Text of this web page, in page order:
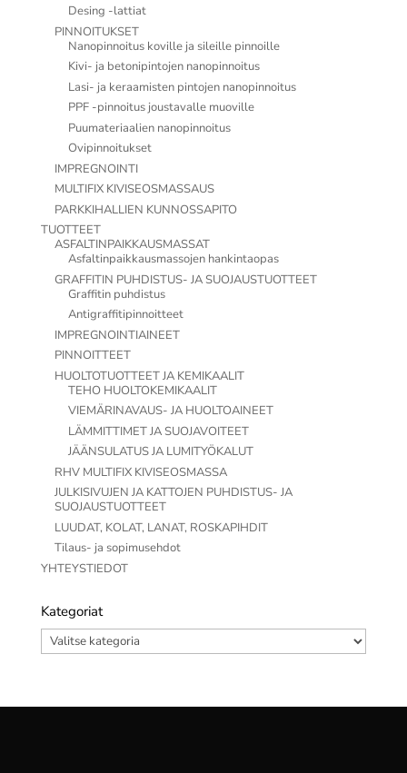
Desing -lattiat
PINNOITUKSET
Nanopinnoitus koville ja sileille pinnoille
Kivi- ja betonipintojen nanopinnoitus
Lasi- ja keraamisten pintojen nanopinnoitus
PPF -pinnoitus joustavalle muoville
Puumateriaalien nanopinnoitus
Ovipinnoitukset
IMPREGNOINTI
MULTIFIX KIVISEOSMASSAUS
PARKKIHALLIEN KUNNOSSAPITO
TUOTTEET
ASFALTINPAIKKAUSMASSAT
Asfaltinpaikkausmassojen hankintaopas
GRAFFITIN PUHDISTUS- JA SUOJAUSTUOTTEET
Graffitin puhdistus
Antigraffitipinnoitteet
IMPREGNOINTIAINEET
PINNOITTEET
HUOLTOTUOTTEET JA KEMIKAALIT
TEHO HUOLTOKEMIKAALIT
VIEMÄRINAVAUS- JA HUOLTOAINEET
LÄMMITTIMET JA SUOJAVOITEET
JÄÄNSULATUS JA LUMITYÖKALUT
RHV MULTIFIX KIVISEOSMASSA
JULKISIVUJEN JA KATTOJEN PUHDISTUS- JA
SUOJAUSTUOTTEET
LUUDAT, KOLAT, LANAT, ROSKAPIHDIT
Tilaus- ja sopimusehdot
YHTEYSTIEDOT
Kategoriat
Kategoriat